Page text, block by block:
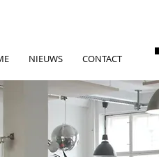
NIEUWS CONTACT